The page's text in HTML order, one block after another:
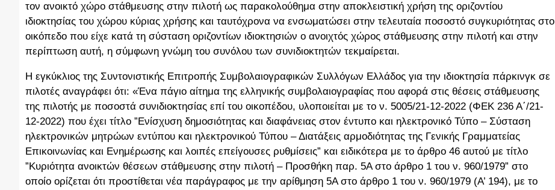
τον ανοικτό χώρο στάθμευσης στην πιλοτή ως παρακολούθημα στην αποκλειστική χρήση της οριζοντίου
ιδιοκτησίας του χώρου κύριας χρήσης και ταυτόχρονα να ενσωματώσει στην τελευταία ποσοστό συγκυριότητας στο
οικόπεδο που είχε κατά τη σύσταση οριζοντίων ιδιοκτησιών ο ανοιχτός χώρος στάθμευσης στην πιλοτή και στην
περίπτωση αυτή, η σύμφωνη γνώμη του συνόλου των συνιδιοκτητών τεκμαίρεται.
Η εγκύκλιος της Συντονιστικής Επιτροπής Συμβολαιογραφικών Συλλόγων Ελλάδος για την ιδιοκτησία πάρκινγκ σε
πιλοτές αναγράφει ότι: «Ένα πάγιο αίτημα της ελληνικής συμβολαιογραφίας που αφορά στις θέσεις στάθμευσης
της πιλοτής με ποσοστά συνιδιοκτησίας επί του οικοπέδου, υλοποιείται με το ν. 5005/21-12-2022 (ΦΕΚ 236 Α΄/21-
12-2022) που έχει τίτλο ”Ενίσχυση δημοσιότητας και διαφάνειας στον έντυπο και ηλεκτρονικό Τύπο – Σύσταση
ηλεκτρονικών μητρώων εντύπου και ηλεκτρονικού Τύπου – Διατάξεις αρμοδιότητας της Γενικής Γραμματείας
Επικοινωνίας και Ενημέρωσης και λοιπές επείγουσες ρυθμίσεις” και ειδικότερα με το άρθρο 46 αυτού με τίτλο
”Κυριότητα ανοικτών θέσεων στάθμευσης στην πιλοτή – Προσθήκη παρ. 5Α στο άρθρο 1 του ν. 960/1979” στο
οποίο ορίζεται ότι προστίθεται νέα παράγραφος με την αρίθμηση 5Α στο άρθρο 1 του ν. 960/1979 (Α’ 194), με το